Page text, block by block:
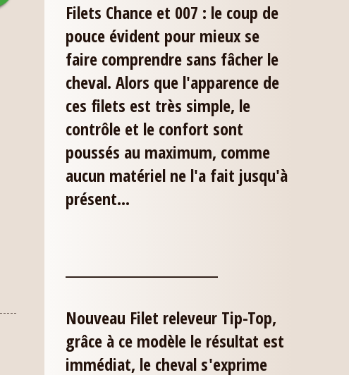
Filets Chance et 007 : le coup de
pouce évident pour mieux se
faire comprendre sans fâcher le
cheval. Alors que l'apparence de
ces filets est très simple, le
contrôle et le confort sont
poussés au maximum, comme
aucun matériel ne l'a fait jusqu'à
présent...
Nouveau Filet releveur Tip-Top,
grâce à ce modèle le résultat est
immédiat, le cheval s'exprime